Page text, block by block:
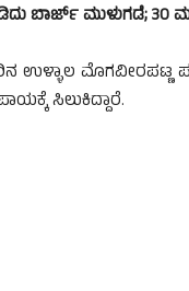
ಬಾರ್ಜ್ ಮುಳುಗಡೆ; 30
ಉಳ್ಳಾಲ ಮೊಗವೀರಪಟ್ಣ
ಸಿಲುಕಿದ್ದಾರೆ.